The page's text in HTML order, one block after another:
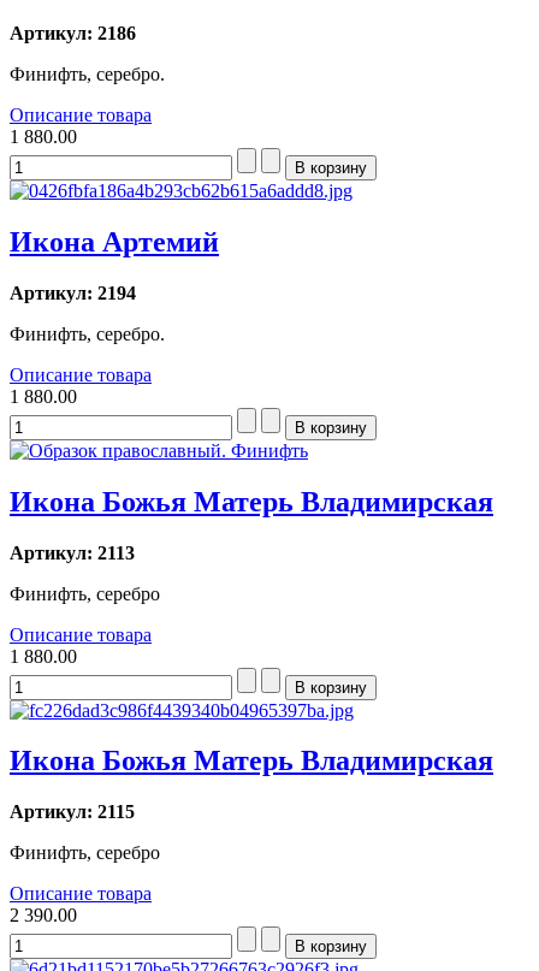
Артикул: 2186
Финифть, серебро.
Описание товара
1 880.00
Икона Артемий
Артикул: 2194
Финифть, серебро.
Описание товара
1 880.00
Икона Божья Матерь Владимирская
Артикул: 2113
Финифть, серебро
Описание товара
1 880.00
Икона Божья Матерь Владимирская
Артикул: 2115
Финифть, серебро
Описание товара
2 390.00